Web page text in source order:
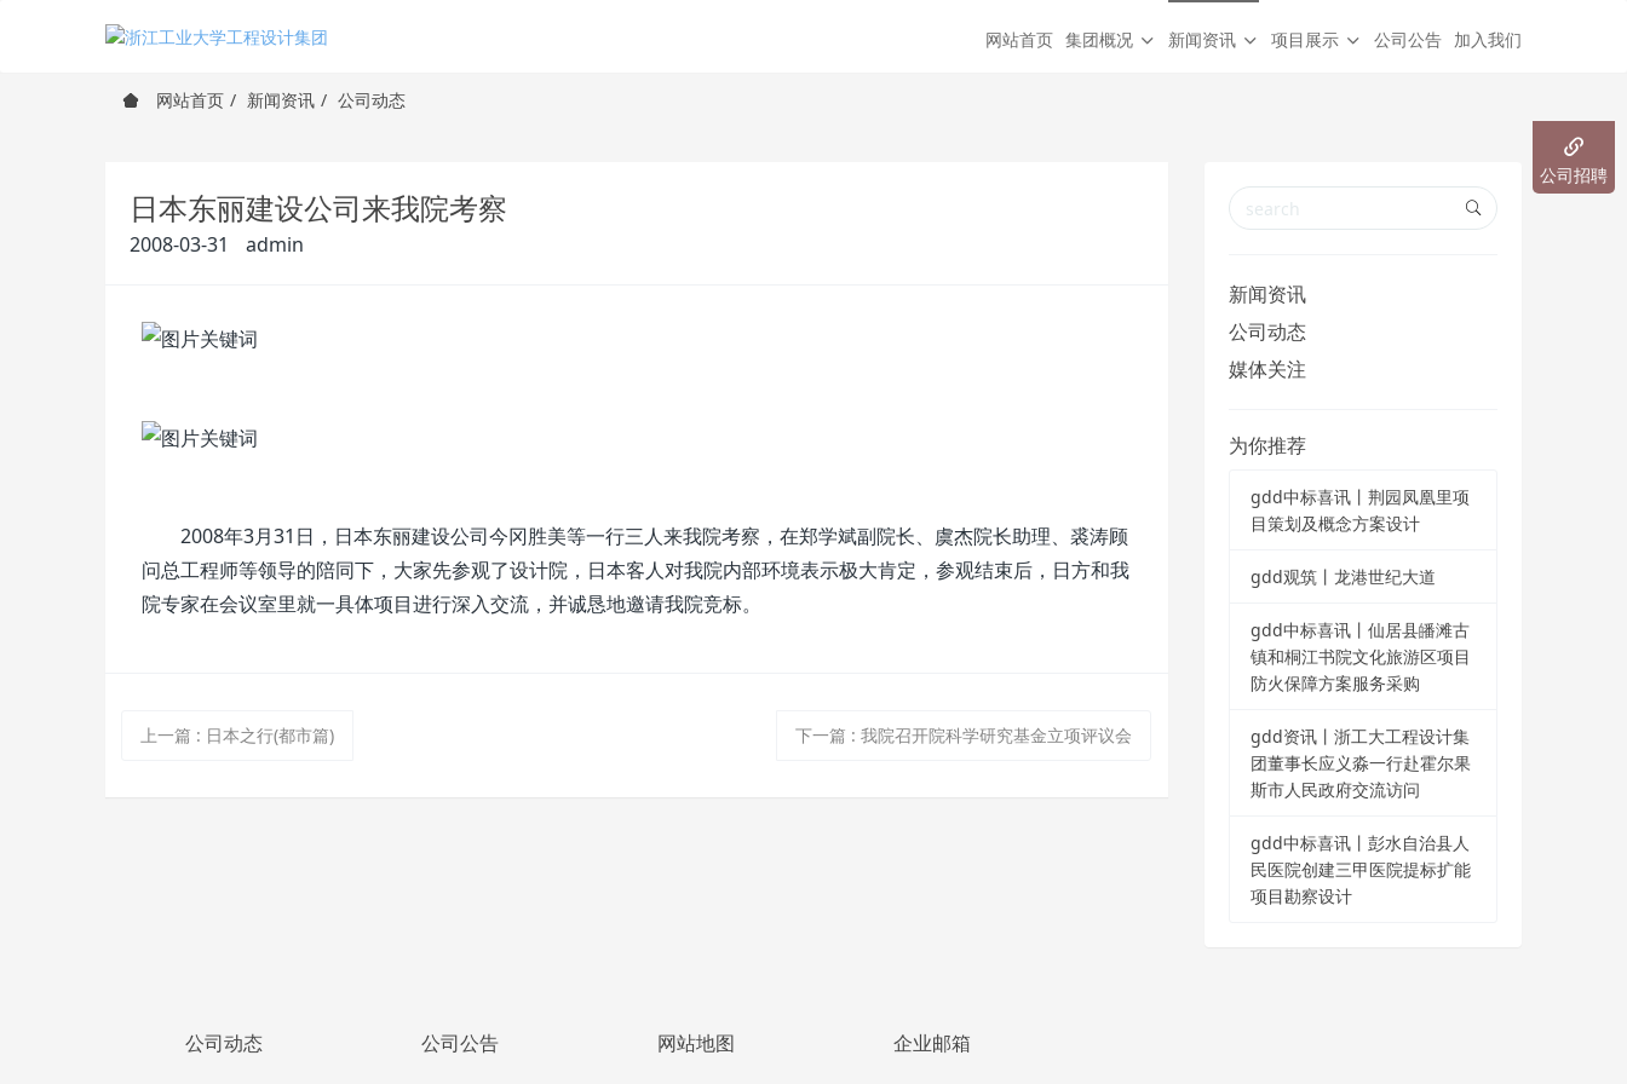
网站首页 集团概况 新闻资讯 项目展示 公司公告 加入我们
网站首页 新闻资讯 公司动态
日本东丽建设公司来我院考察
2008-03-31 admin
2008年3月31 日，日本东丽建设公司今冈胜美等一行三人来我院考察，在郑学斌副院长、虞杰院长助理、 裘涛顾
问总工程师等领导的陪同下，大家先参观了设计院，日本客人对我院内部环境表示极大肯定，参观结束后，日方和我
院专家在会议室里就一具体项目进行深入交流，并诚恳地邀请我院竞标。
上一篇 : 日本之行(都市篇) 下一篇 :我院召开院科学研究基金立项评议会
新闻资讯
公司动态
媒体关注
为你推荐
gdd中标喜讯丨荆园凤凰里项
目策划及概念方案设计
gdd观筑丨龙港世纪大道
gdd中标喜讯丨仙居县皤滩古
镇和桐江书院文化旅游区项目
防火保障方案服务采购
gdd资讯丨浙工大工程设计集
团董事长应义淼一行赴霍尔果
斯市人民政府交流访问
gdd中标喜讯丨彭水自治县人
民医院创建三甲医院提标扩能
项目勘察设计
公司动态 公司公告 网站地图 企业邮箱
公司招聘